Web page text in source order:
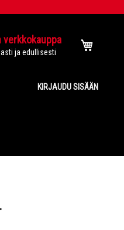
verkkokauppa
ja edullisesti
KIRJAUDU SISÄÄN